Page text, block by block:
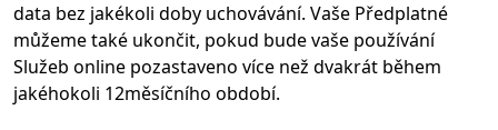
data bez jakékoli doby uchovávání. Vaše Předplatné
můžeme také ukončit, pokud bude vaše používání
Služeb online pozastaveno více než dvakrát během
jakéhokoli 12měsíčního období.